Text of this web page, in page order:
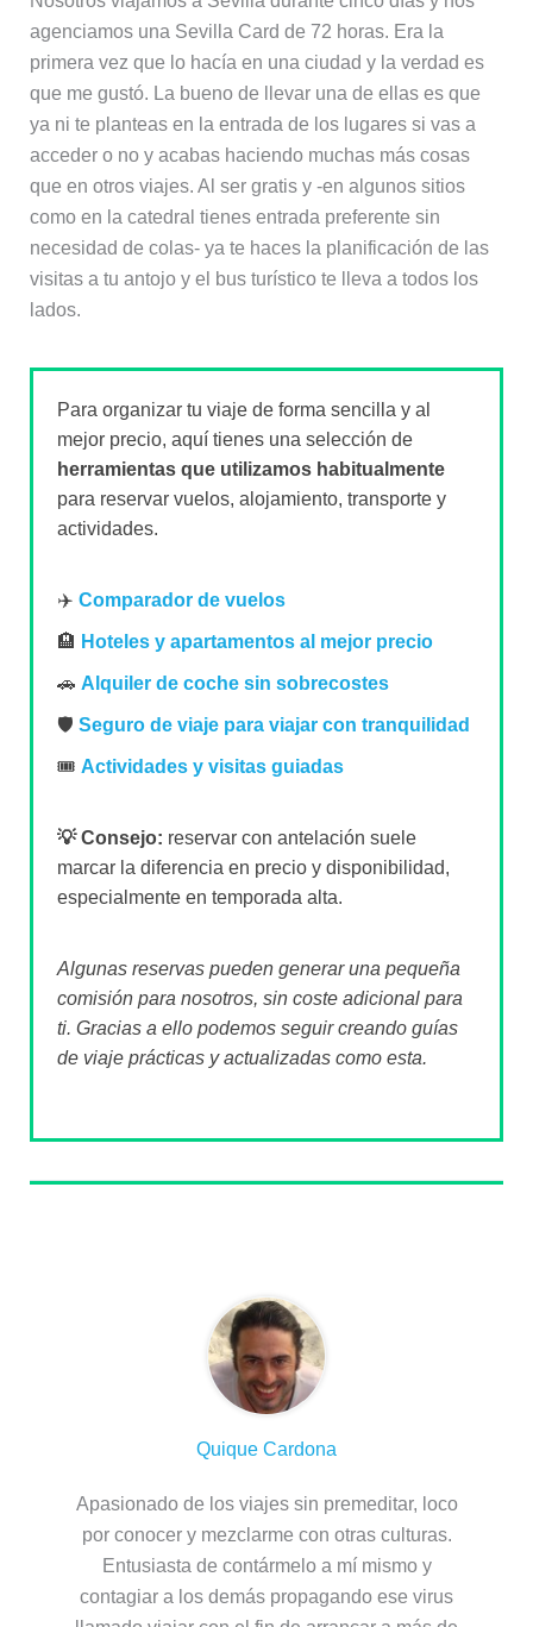
agenciamos una Sevilla Card de 72 horas. Era la
primera vez que lo hacía en una ciudad y la verdad es
que me gustó. La bueno de llevar una de ellas es que
ya ni te planteas en la entrada de los lugares si vas a
acceder o no y acabas haciendo muchas más cosas
que en otros viajes. Al ser gratis y -en algunos sitios
como en la catedral tienes entrada preferente sin
necesidad de colas- ya te haces la planificación de las
visitas a tu antojo y el bus turístico te lleva a todos los
lados.
Para organizar tu viaje de forma sencilla y al
mejor precio, aquí tienes una selección de
herramientas que utilizamos habitualmente
para reservar vuelos, alojamiento, transporte y
actividades.
✈️ Comparador de vuelos
🏨 Hoteles y apartamentos al mejor precio
🚗 Alquiler de coche sin sobrecostes
🛡️ Seguro de viaje para viajar con tranquilidad
🎟️ Actividades y visitas guiadas
💡 Consejo: reservar con antelación suele
marcar la diferencia en precio y disponibilidad,
especialmente en temporada alta.
Algunas reservas pueden generar una pequeña
comisión para nosotros, sin coste adicional para
ti. Gracias a ello podemos seguir creando guías
de viaje prácticas y actualizadas como esta.
Quique Cardona
Apasionado de los viajes sin premeditar, loco
por conocer y mezclarme con otras culturas.
Entusiasta de contármelo a mí mismo y
contagiar a los demás propagando ese virus